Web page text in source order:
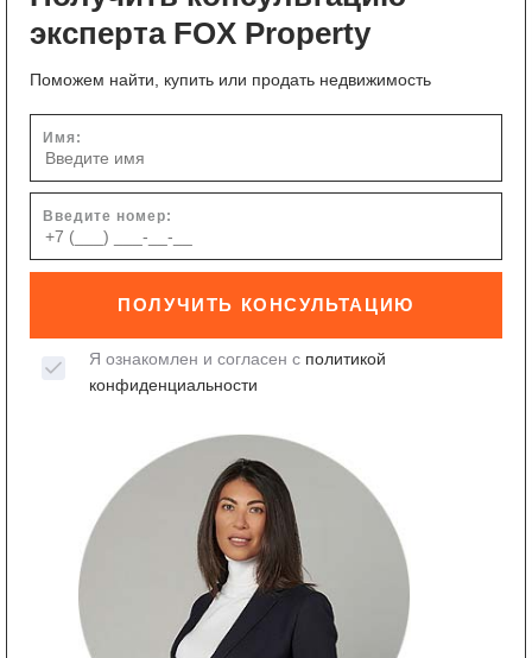
эксперта FOX Property
Поможем найти, купить или продать недвижимость
Имя:
Введите номер:
ПОЛУЧИТЬ КОНСУЛЬТАЦИЮ
Я ознакомлен и согласен с политикой
конфиденциальности